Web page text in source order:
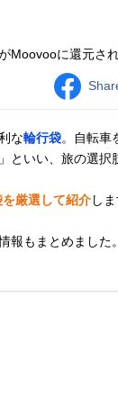
に還元され
な輪行袋。自転車
いい、旅の選択
厳選して紹介しま
報もまとめました